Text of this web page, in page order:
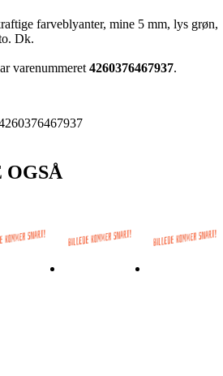
farveblyanter, mine 5 mm, lys grøn,
Dk.
varenummeret 4260376467937.